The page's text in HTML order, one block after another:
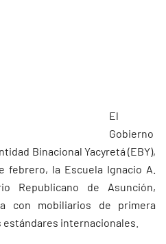
El
Gobierno
Binacional Yacyretá (EBY),
febrero, la Escuela Ignacio A.
Republicano de Asunción,
con mobiliarios de primera
internacionales.